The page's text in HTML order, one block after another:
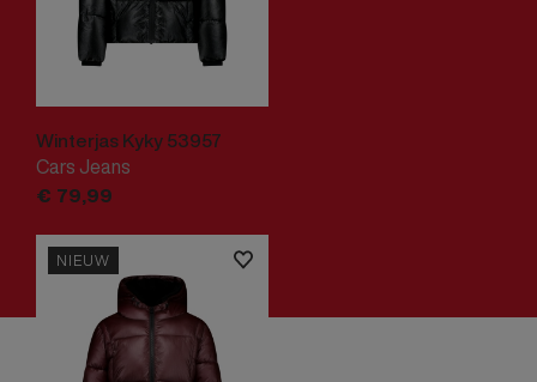
Winterjas Kyky 53957
Cars Jeans
€ 79,99
NIEUW